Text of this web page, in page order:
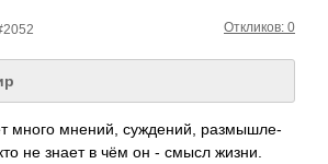
Откликов: 0
много мнений, сужд­ений, разм­ышле­
не знает в чём он - смысл жизни.